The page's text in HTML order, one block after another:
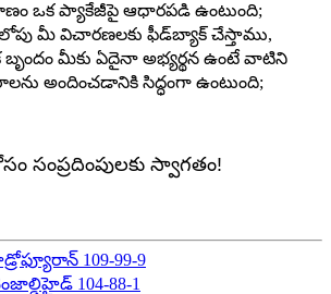
ఒక ప్యాకేజీపై ఆధారపడి ఉంటుంది;
మీ విచారణలకు ఫీడ్‌బ్యాక్ చేస్తాము,
మీకు ఏదైనా అభ్యర్థన ఉంటే వాటిని
అందించడానికి సిద్ధంగా ఉంటుంది;
సంప్రదింపులకు స్వాగతం!
109-99-9
104-88-1